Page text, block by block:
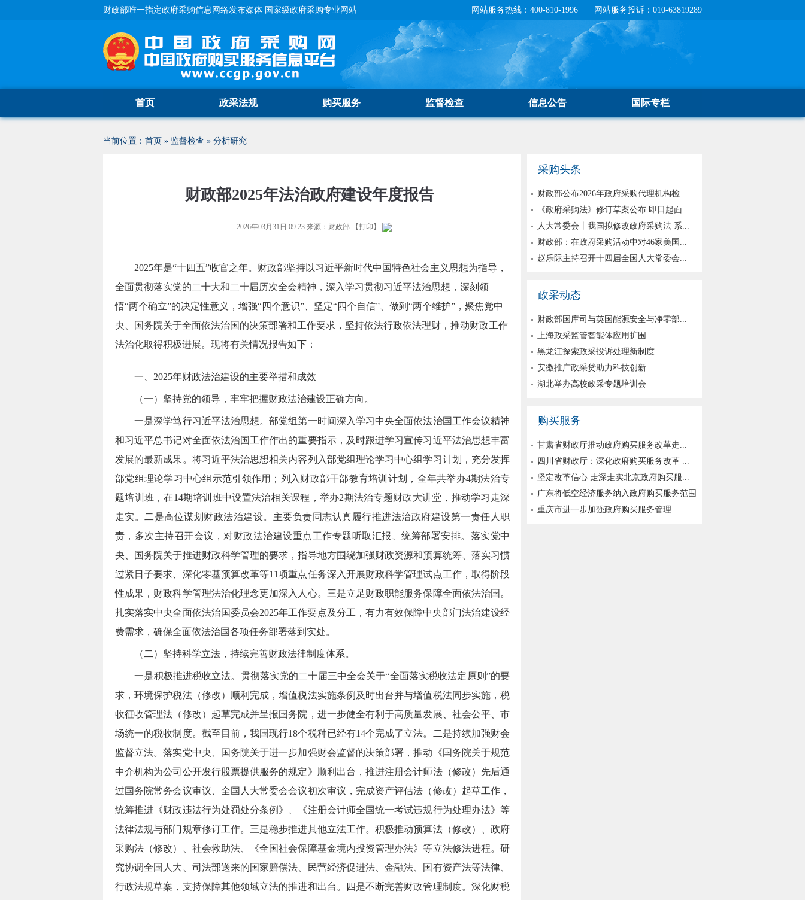
财政部唯一指定政府采购信息网络发布媒体 国家级政府采购专业网站 网站服务热线：400-810-1996 | 网站服务投诉：010-63819289
首页 政采法规 购买服务 监督检查 信息公告 国际专栏
当前位置： 首页 » 监督检查 » 分析研究
财政部2025年法治政府建设年度报告
2026年03月31日 09:23来源： 财政部【打印 】
2025年是“十四五”收官之年。财政部坚持以习近平新时代中国特色社会主义思想为指导，
全面贯彻落实党的二十大和二十届历次全会精神，深入学习贯彻习近平法治思想，深刻领
悟“两个确立”的决定性意义，增强“四个意识”、坚定“四个自信”、做到“两个维护”，聚焦党中
央、国务院关于全面依法治国的决策部署和工作要求，坚持依法行政依法理财，推动财政工作
法治化取得积极进展。现将有关情况报告如下：
一、 2025年财政法治建设的主要举措和成效
（一）坚持党的领导，牢牢把握财政法治建设正确方向。
一是深学笃行习近平法治思想。部党组第一时间深入学习中央全面依法治国工作会议精神
和习近平总书记对全面依法治国工作作出的重要指示，及时跟进学习宣传习近平法治思想丰富
发展的最新成果。将习近平法治思想相关内容列入部党组理论学习中心组学习计划，充分发挥
部党组理论学习中心组示范引领作用；列入财政部干部教育培训计划，全年共举办4期法治专
题培训班，在14期培训班中设置法治相关课程，举办2期法治专题财政大讲堂，推动学习走深
走实。二是高位谋划财政法治建设。主要负责同志认真履行推进法治政府建设第一责任人职
责，多次主持召开会议，对财政法治建设重点工作专题听取汇报、统筹部署安排。落实党中
央、国务院关于推进财政科学管理的要求，指导地方围绕加强财政资源和预算统筹、落实习惯
过紧日子要求、深化零基预算改革等11项重点任务深入开展财政科学管理试点工作，取得阶段
性成果，财政科学管理法治化理念更加深入人心。三是立足财政职能服务保障全面依法治国。
扎实落实中央全面依法治国委员会2025年工作要点及分工，有力有效保障中央部门法治建设经
费需求，确保全面依法治国各项任务部署落到实处。
（二）坚持科学立法，持续完善财政法律制度体系。
一是积极推进税收立法。 贯彻落实党的二十届三中全会关于“全面落实税收法定原则”的要
求，环境保护税法（修改）顺利完成，增值税法实施条例及时出台并与增值税法同步实施，税
收征收管理法（修改）起草完成并呈报国务院，进一步健全有利于高质量发展、社会公平、市
场统一的税收制度。截至目前，我国现行18个税种已经有14个完成了立法。
二是持续加强财会
监督立法。落实党中央、国务院关于进一步加强财会监督的决策部署，推动 《国务院关于规范
中介机构为公司公开发行股票提供服务的规定》顺利出台，推进注册会计师法（修改）先后通
过国务院常务会议审议、全国人大常委会会议初次审议，完成资产评估法（修改）起草工作，
统筹推进《财政违法行为处罚处分条例》、《注册会计师全国统一考试违规行为处理办法》等
法律法规与部门规章修订工作。 三是稳步推进其他立法工作。积极推动预算法（修改）
政府
采购法 （修改） 、社会救助法、《全国社会保障基金境内投资管理办法》等立法修法进程。研
究协调全国人大、司法部送来的国家赔偿法、民营经济促进法、金融法、国有资产法等法律、
行政法规草案，支持保障其他领域立法的推进和出台。
四是不断完善财政管理制度。 深化财税
采购头条
财政部公布2026年政府采购代理机构检...
《政府采购法》修订草案公布 即日起面...
人大常委会丨我国拟修改政府采购法 系...
财政部：在政府采购活动中对46家美国...
赵乐际主持召开十四届全国人大常委会...
政采动态
财政部国库司与英国能源安全与净零部...
上海政采监管智能体应用扩围
黑龙江探索政采投诉处理新制度
安徽推广政采贷助力科技创新
湖北举办高校政采专题培训会
购买服务
甘肃省财政厅推动政府购买服务改革走...
四川省财政厅：深化政府购买服务改革 ...
坚定改革信心 走深走实北京政府购买服...
广东将低空经济服务纳入政府购买服务范围
重庆市进一步加强政府购买服务管理